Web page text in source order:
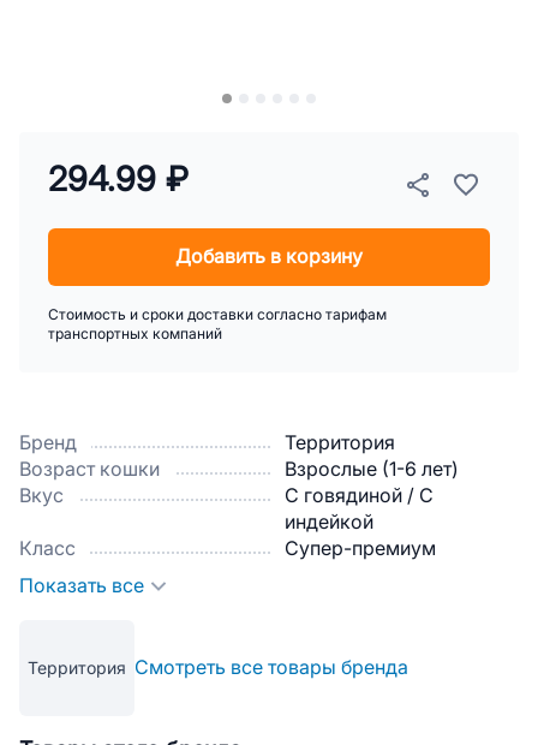
Бренд
Территория
Возраст кошки
Взрослые (1-6 лет)
Вкус
С говядиной / С
индейкой
Класс
Супер-премиум
Показать все
Территория Смотреть все товары бренда
294.99 ₽
Добавить в корзину
Стоимость и сроки доставки согласно тарифам
транспортных компаний